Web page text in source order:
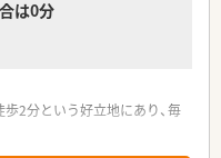
は0分
2分という好立地にあり、毎